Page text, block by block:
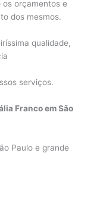
os orçamentos e
dos mesmos.
qualidade,
serviços.
Franco em São
Paulo e grande